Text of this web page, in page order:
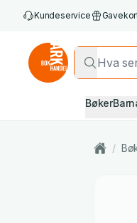
Kundeservice
Bøker
/